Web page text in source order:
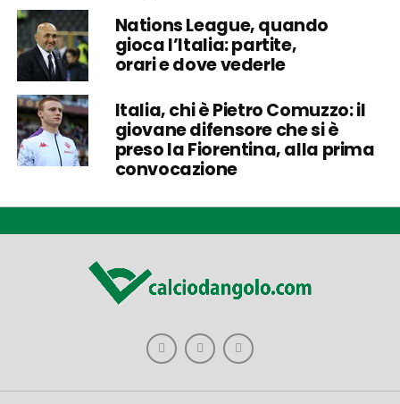
Nations League, quando
gioca l’Italia: partite,
orari e dove vederle
Italia, chi è Pietro Comuzzo: il
giovane difensore che si è
preso la Fiorentina, alla prima
convocazione